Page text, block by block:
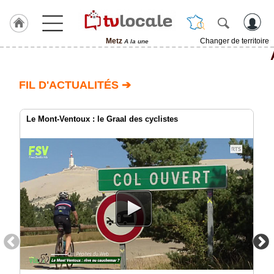
Metz A la une
Changer de territoire
TvLocale
RUBRIQUES
Agenda
Gazette
FIL D'ACTUALITÉS ➔
Le Mont-Ventoux : le Graal des cyclistes